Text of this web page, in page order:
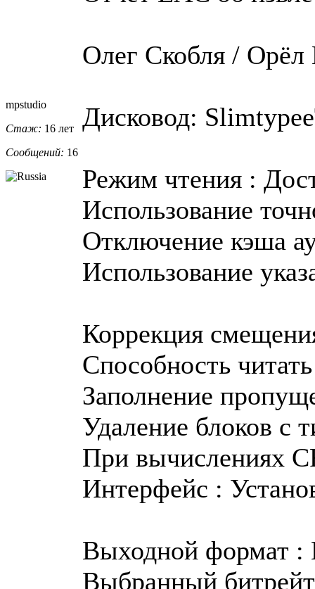
mpstudio
Стаж: 16 лет
Сообщений: 16
Олег Скобля /
Дисковод:
Режим чтения :
Использование
Отключение кэша
Использование
Коррекция
Способность
Заполнение
Удаление блоков с
При вычислениях
Интерфейс :
Выходной формат :
Выбранный